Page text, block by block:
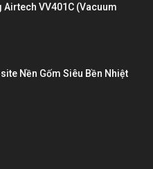
Airtech VV401C (Vacuum
Nền Gốm Siêu Bền Nhiệt